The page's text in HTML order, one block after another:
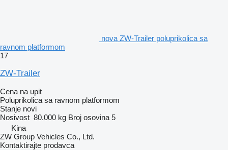
nova ZW-Trailer poluprikolica sa
ravnom platformom
17
ZW-Trailer
Cena na upit
Poluprikolica sa ravnom platformom
Stanje novi
Nosivost 80.000 kg Broj osovina 5
Kina
ZW Group Vehicles Co., Ltd.
Kontaktirajte prodavca